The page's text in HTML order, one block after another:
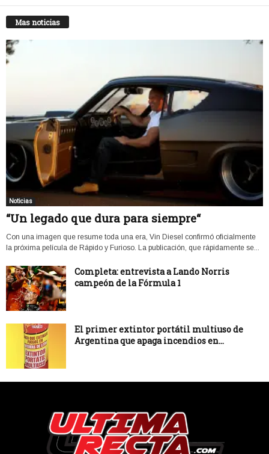
Mas noticias
Noticias
“Un legado que dura para siempre“
Con una imagen que resume toda una era, Vin Diesel confirmó oficialmente
la próxima película de Rápido y Furioso. La publicación, que rápidamente se...
Completa: entrevista a Lando Norris
campeón de la Fórmula 1
El primer extintor portátil multiuso de
Argentina que apaga incendios en...